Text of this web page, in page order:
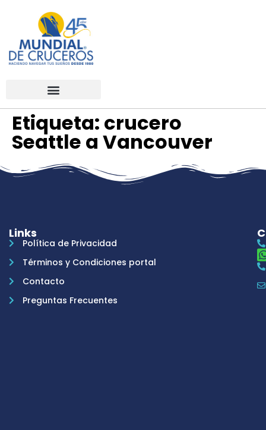
Etiqueta: crucero
Seattle a Vancouver
Links
Política de Privacidad
Términos y Condiciones portal
Contacto
Preguntas Frecuentes